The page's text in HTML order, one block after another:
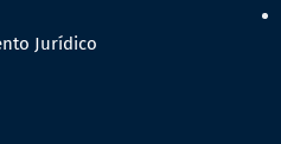
Jurídico